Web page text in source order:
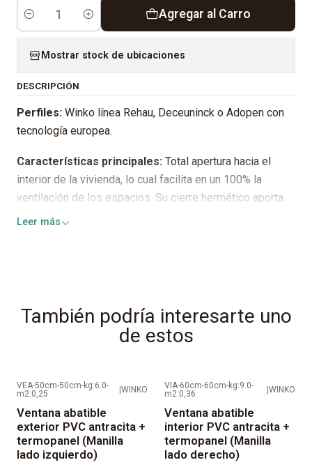
Cantidad
Agregar al Carro
Mostrar stock de ubicaciones
DESCRIPCIÓN
Perfiles: Winko línea Rehau, Deceuninck o Adopen con
tecnología europea.
Características principales: Total apertura hacia el
interior de la vivienda, lo cual facilita en un 100% la
ventilación de los espacios. Su cierre hermético aporta
seguridad, además de un excelente aislamiento térmico
crudos de espesores según norma. Los cristales no van
instalados en la ventana.
Espesor del separador:Puede ser de 8-1-12 o 15 mm
según stock y requerimiento técnico de la línea y tamaño
de la ventana a cotizar.
Color de las manillas: Negras
Leer más
También podría interesarte uno
de estos
VEA-50cm-50cm-kg:6.0-
m2:0,25
WINKO
Ventana abatible
exterior PVC antracita +
termopanel (Manilla
lado izquierdo)
VIA-60cm-60cm-kg:9.0-
m2:0,36
WINKO
Ventana abatible
interior PVC antracita +
termopanel (Manilla
lado derecho)